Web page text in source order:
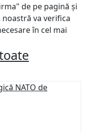
de pe pagină și
va verifica
în cel mai